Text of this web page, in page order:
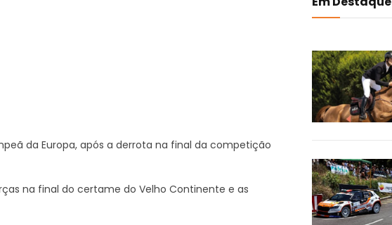
da Europa, após a derrota na final da competição
na final do certame do Velho Continente e as